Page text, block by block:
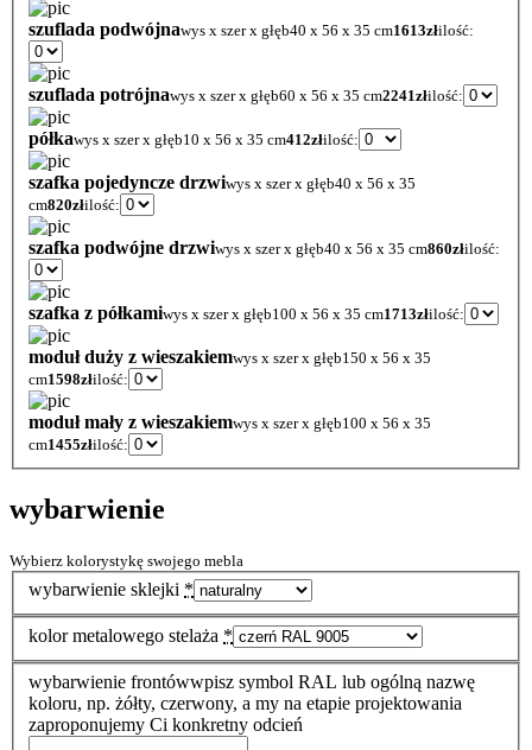
szuflada podwójnawys x szer x głęb40 x 56 x 35 cm1613złilość:
szuflada potrójnawys x szer x głęb60 x 56 x 35 cm2241złilość:
półkawys x szer x głęb10 x 56 x 35 cm412złilość:
szafka pojedyncze drzwiwys x szer x głęb40 x 56 x 35
cm820złilość:
szafka podwójne drzwiwys x szer x głęb40 x 56 x 35 cm860złilość:
szafka z półkamiwys x szer x głęb100 x 56 x 35 cm1713złilość:
moduł duży z wieszakiemwys x szer x głęb150 x 56 x 35
cm1598złilość:
moduł mały z wieszakiemwys x szer x głęb100 x 56 x 35
cm1455złilość:
wybarwienie
Wybierz kolorystykę swojego mebla
wybarwienie sklejki *
kolor metalowego stelaża *
wybarwienie frontówwpisz symbol RAL lub ogólną nazwę
koloru, np. żółty, czerwony, a my na etapie projektowania
zaproponujemy Ci konkretny odcień